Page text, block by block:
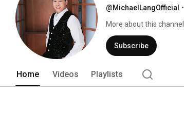
@MichaelLangOfficial •
More about this channel
Subscribe
Home Videos Playlists